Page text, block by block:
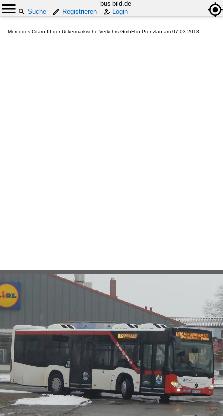
bus-bild.de
Suche
Registrieren Login
Mercedes Citaro III der Uckermärkische Verkehrs GmbH in Prenzlau am 07.03.2018